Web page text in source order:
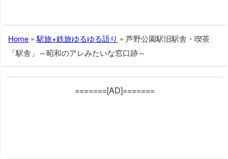
Home » 駅旅+鉄旅ゆるゆる語り » 芦野公園駅旧駅舎・喫茶
「駅舎」～昭和のアレみたいな窓口跡～
=======[AD]=======